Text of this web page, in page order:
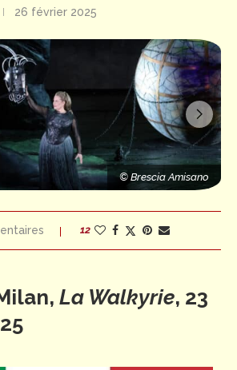
26 février 2025
© Brescia Amisano
12
La Walkyrie, 23